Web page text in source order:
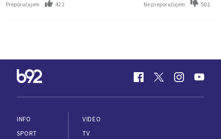
Preporučujem 422 Ne preporučujem 501
INFO
SPORT
VIDEO
TV